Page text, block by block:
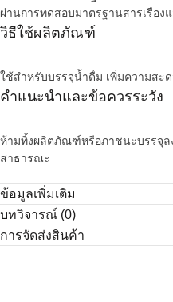
ผ่านการทดสอบมาตรฐานสารเรือง
วิธีใช้ผลิตภัณฑ์
ใช้สำหรับบรรจุน้ำดื่ม เพิ่มความสะ
คำแนะนำและข้อควรระวัง
ห้ามทิ้งผลิตภัณฑ์หรือภาชนะบรรจุล
สาธารณะ
ข้อมูลเพิ่มเติม
บทวิจารณ์ (0)
การจัดส่งสินค้า